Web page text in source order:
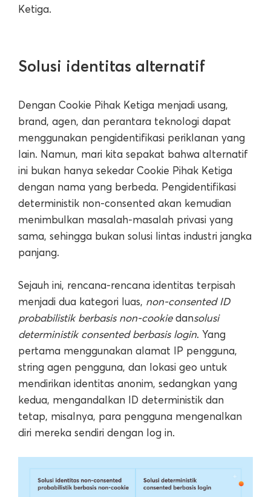
Ketiga.
Solusi identitas alternatif
Dengan Cookie Pihak Ketiga menjadi usang,
brand, agen, dan perantara teknologi dapat
menggunakan pengidentifikasi periklanan yang
lain. Namun, mari kita sepakat bahwa alternatif
ini bukan hanya sekedar Cookie Pihak Ketiga
dengan nama yang berbeda. Pengidentifikasi
deterministik non-consented akan kemudian
menimbulkan masalah-masalah privasi yang
sama, sehingga bukan solusi lintas industri jangka
panjang.
Sejauh ini, rencana-rencana identitas terpisah
menjadi dua kategori luas, non-consented ID
probabilistik berbasis non-cookiedansolusi
deterministik consented berbasis login. Yang
pertama menggunakan alamat IP pengguna,
string agen pengguna, dan lokasi geo untuk
mendirikan identitas anonim, sedangkan yang
kedua, mengandalkan ID deterministik dan
tetap, misalnya, para pengguna mengenalkan
diri mereka sendiri dengan log in.